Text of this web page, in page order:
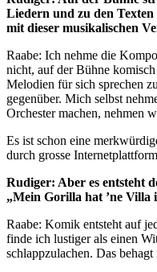
Liedern und zu den
mit dieser musikalischen
Raabe: Ich nehme die
nicht, auf der Bühne
Melodien für sich sprechen
gegenüber. Mich selbst
Orchester machen, nehmen
Es ist schon eine
durch grosse
Rudiger: Aber es entsteht
„Mein Gorilla hat ’ne
Raabe: Komik entsteht auf
finde ich lustiger als einen
schlappzulachen. Das